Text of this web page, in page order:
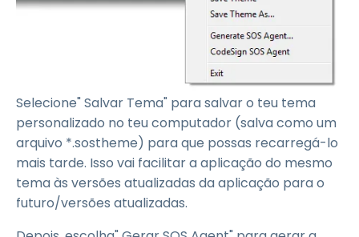
Selecione" Salvar Tema" para salvar o teu tema
personalizado no teu computador (salva como um
arquivo *.sostheme) para que possas recarregá-lo
mais tarde. Isso vai facilitar a aplicação do mesmo
tema às versões atualizadas da aplicação para o
futuro/versões atualizadas.